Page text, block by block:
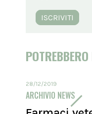
ISCRIVITI
28/12/2019
ARCHIVIO NEWS